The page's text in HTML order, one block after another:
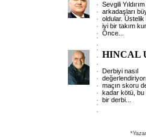
Sevgili
arkadaşları
oldular.
iyi bir takım
Önce
HINCAL
Derbiyi nasıl
maçın skoru
kadar kötü, bu
bir derbi